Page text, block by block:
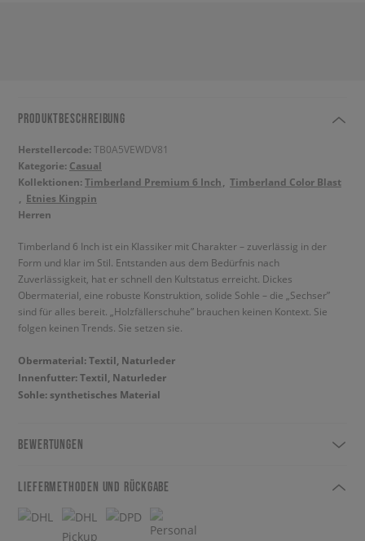
PRODUKTBESCHREIBUNG
Herstellercode:TB0A5VEWDV81
Kategorie: Casual
Kollektionen:Timberland Premium 6 Inch
Timberland Color Blast
Etnies Kingpin
Herren
Timberland 6 Inch ist ein Klassiker mit Charakter – zuverlässig in der
Form und klar im Stil. Entstanden aus dem Bedürfnis nach
Zuverlässigkeit, hat er schnell den Kultstatus erreicht. Dickes
Obermaterial, eine robuste Konstruktion, solide Sohle – die „Sechser”
sind für alles bereit. „Holzfällerschuhe” brauchen keinen Kontext. Sie
folgen keinen Trends. Sie setzen sie.
Obermaterial: Textil, Naturleder
Innenfutter: Textil, Naturleder
Sohle: synthetisches Material
BEWERTUNGEN
LIEFERMETHODEN UND RÜCKGABE